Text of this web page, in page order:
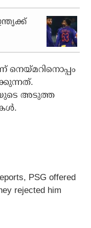
നെയ്മറിനൊപ്പം
അടുത്ത
PSG offered
rejected him